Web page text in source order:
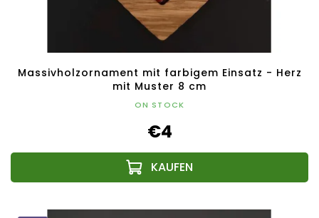
Massivholzornament mit farbigem Einsatz - Herz
mit Muster 8 cm
ON STOCK
€4